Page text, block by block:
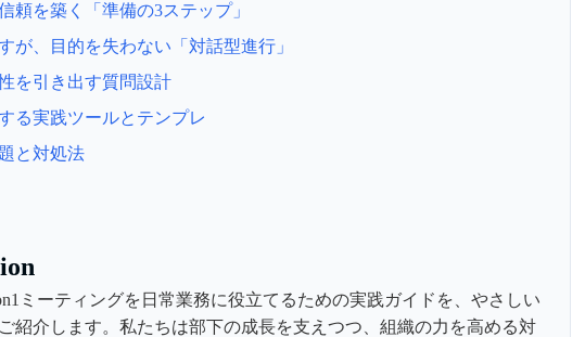
頼を築く「準備の3ステップ」
が、目的を失わない「対話型進行」
を引き出す質問設計
る実践ツールとテンプレ
と対処法
ミーティングを日常業務に役立てるための実践ガイドを、やさしい
紹介します。私たちは部下の成長を支えつつ、組織の力を高める対